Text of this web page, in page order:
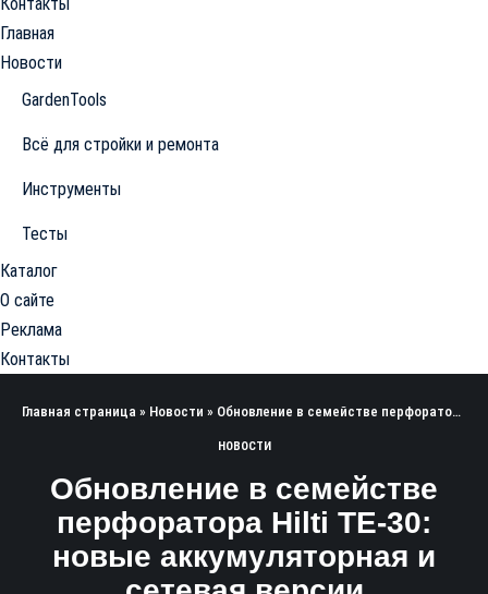
Главная
Новости
GardenTools
Всё для стройки и ремонта
Инструменты
Тесты
Каталог
О сайте
Реклама
Контакты
Главная страница » Новости » Обновление в семействе перфоратора Hilti ТЕ-30: новые аккумуляторная и сетевая версии
НОВОСТИ
Обновление в семействе
перфоратора Hilti ТЕ-30:
новые аккумуляторная и